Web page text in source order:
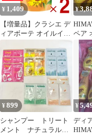
¥ 1,409
【増量品】クラシエ デ
ィアボーテ オイルイン
ペア つめかえ用 430ml
ヒマワリ 詰め替え つめ
かえ 2個
¥
ペア
プー
ョナ
¥899
シャンプー トリート
メント ナチュラルサ
¥
ディ